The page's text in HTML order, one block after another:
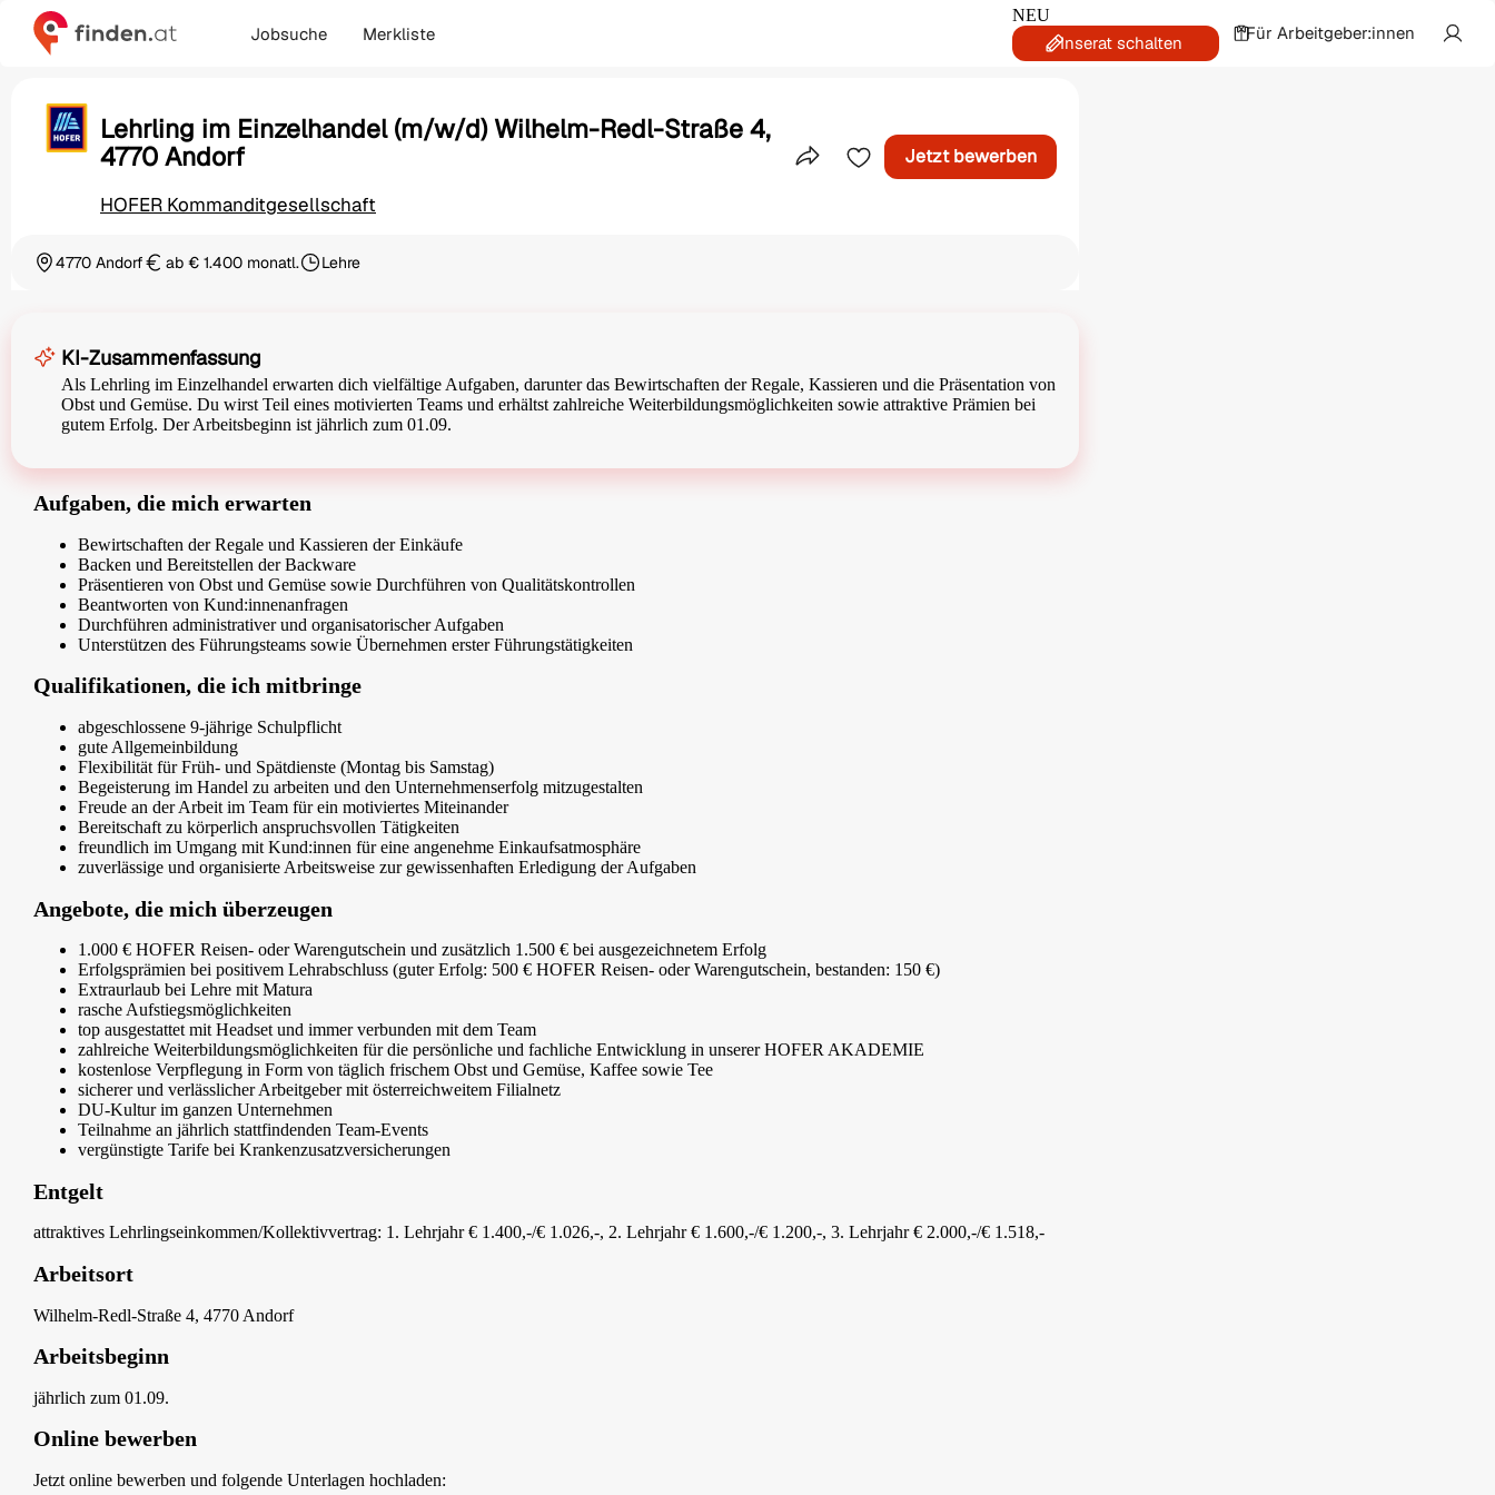
Jobsuche Merkliste
NEU
Inserat schalten Für Arbeitgeber:innen
Lehrling im Einzelhandel (m/w/d) Wilhelm-Redl-Straße 4,
4770 Andorf
HOFER Kommanditgesellschaft
Teile dieses Inserat
Jetzt bewerben
Ortschaft
4770 Andorf Gehaltab € 1.400 monatl.Beschäftigungsart
Lehre
KI-Zusammenfassung
Als Lehrling im Einzelhandel erwarten dich vielfältige Aufgaben, darunter das Bewirtschaften der Regale, Kassieren und die Präsentation von
Obst und Gemüse. Du wirst Teil eines motivierten Teams und erhältst zahlreiche Weiterbildungsmöglichkeiten sowie attraktive Prämien bei
gutem Erfolg. Der Arbeitsbeginn ist jährlich zum 01.09.
Aufgaben, die mich erwarten
Bewirtschaften der Regale und Kassieren der Einkäufe
Backen und Bereitstellen der Backware
Präsentieren von Obst und Gemüse sowie Durchführen von Qualitätskontrollen
Beantworten von Kund:innenanfragen
Durchführen administrativer und organisatorischer Aufgaben
Unterstützen des Führungsteams sowie Übernehmen erster Führungstätigkeiten
Qualifikationen, die ich mitbringe
abgeschlossene 9-jährige Schulpflicht
gute Allgemeinbildung
Flexibilität für Früh- und Spätdienste (Montag bis Samstag)
Begeisterung im Handel zu arbeiten und den Unternehmenserfolg mitzugestalten
Freude an der Arbeit im Team für ein motiviertes Miteinander
Bereitschaft zu körperlich anspruchsvollen Tätigkeiten
freundlich im Umgang mit Kund:innen für eine angenehme Einkaufsatmosphäre
zuverlässige und organisierte Arbeitsweise zur gewissenhaften Erledigung der Aufgaben
Angebote, die mich überzeugen
1.000 € HOFER Reisen- oder Warengutschein und zusätzlich 1.500 € bei ausgezeichnetem Erfolg
Erfolgsprämien bei positivem Lehrabschluss (guter Erfolg: 500 € HOFER Reisen- oder Warengutschein, bestanden: 150 €)
Extraurlaub bei Lehre mit Matura
rasche Aufstiegsmöglichkeiten
top ausgestattet mit Headset und immer verbunden mit dem Team
zahlreiche Weiterbildungsmöglichkeiten für die persönliche und fachliche Entwicklung in unserer HOFER AKADEMIE
kostenlose Verpflegung in Form von täglich frischem Obst und Gemüse, Kaffee sowie Tee
sicherer und verlässlicher Arbeitgeber mit österreichweitem Filialnetz
DU-Kultur im ganzen Unternehmen
Teilnahme an jährlich stattfindenden Team-Events
vergünstigte Tarife bei Krankenzusatzversicherungen
Entgelt
attraktives Lehrlingseinkommen/Kollektivvertrag: 1. Lehrjahr € 1.400,-/€ 1.026,-, 2. Lehrjahr € 1.600,-/€ 1.200,-, 3. Lehrjahr € 2.000,-/€ 1.518,-
Arbeitsort
Wilhelm-Redl-Straße 4, 4770 Andorf
Arbeitsbeginn
jährlich zum 01.09.
Online bewerben
Jetzt online bewerben und folgende Unterlagen hochladen: